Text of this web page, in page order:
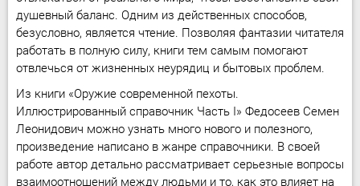
душевный баланс. Одним из действенных способов,
безусловно, является чтение. Позволяя фантазии читателя
работать в полную силу, книги тем самым помогают
отвлечься от жизненных неурядиц и бытовых проблем.
Из книги «Оружие современной пехоты.
Иллюстрированный справочник Часть I» Федосеев Семен
Леонидович можно узнать много нового и полезного,
произведение написано в жанре справочники. В своей
работе автор детально рассматривает серьезные вопросы
взаимоотношений между людьми и то, как это влияет на